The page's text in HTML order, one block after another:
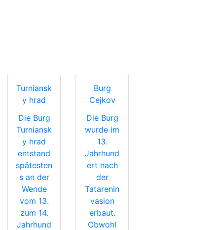
Turniansk
y hrad
Die Burg
Turniansk
y hrad
entstand
spätesten
s an der
Wende
vom 13.
zum 14.
Jahrhund
Burg
Cejkov
Die Burg
wurde im
13.
Jahrhund
ert nach
der
Tatarenin
vasion
erbaut.
Obwohl